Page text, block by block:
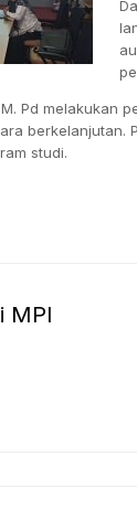
Pd melakukan
studi.
MPI